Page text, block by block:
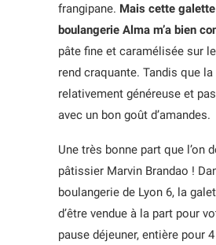
frangipane. Mais cette
boulangerie Alma m’a bien
pâte fine et caramélisée sur
rend craquante. Tandis que
relativement généreuse et
avec un bon goût d’amandes.
Une très bonne part que l’on
pâtissier Marvin Brandao !
boulangerie de Lyon 6, la
d’être vendue à la part pour
pause déjeuner, entière pour